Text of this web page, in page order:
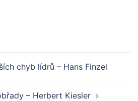
chyb lídrů – Hans Finzel
– Herbert Kiesler